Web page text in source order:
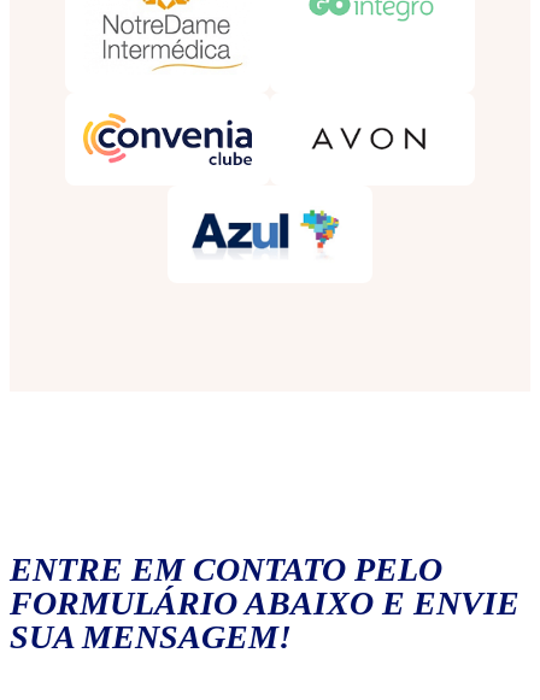
ENTRE EM CONTATO PELO
FORMULÁRIO ABAIXO E ENVIE
SUA MENSAGEM!